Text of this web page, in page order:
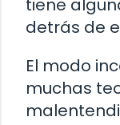
tiene
detrás de
El modo
muchas